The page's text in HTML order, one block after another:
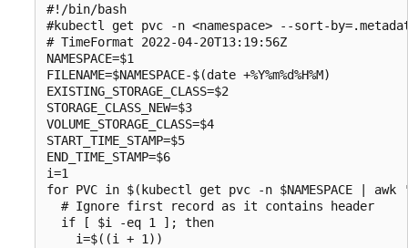
#!/bin/bash
#kubectl get pvc -n <namespace> --sort-
# TimeFormat 2022-04-20T13:19:56Z
NAMESPACE=$1
FILENAME=$NAMESPACE-$(date +%Y%m%d%H%M)
EXISTING_STORAGE_CLASS=$2
STORAGE_CLASS_NEW=$3
VOLUME_STORAGE_CLASS=$4
START_TIME_STAMP=$5
END_TIME_STAMP=$6
i=1
for PVC in $(kubectl get pvc -n $NAMESPACE |
  # Ignore first record as it contains header
  if [ $i -eq 1 ]; then
    i=$((i + 1))